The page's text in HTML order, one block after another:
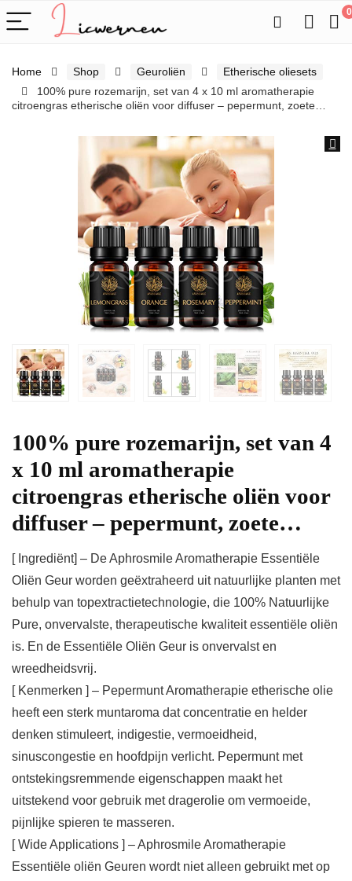
0
Home Shop Geuroliën
Etherische oliesets
100% pure rozemarijn, set van 4 x 10 ml aromatherapie
citroengras etherische oliën voor diffuser – pepermunt, zoete…
100% pure rozemarijn, set van 4
x 10 ml aromatherapie
citroengras etherische oliën voor
diffuser – pepermunt, zoete…
[ Ingrediënt] – De Aphrosmile Aromatherapie Essentiële
Oliën Geur worden geëxtraheerd uit natuurlijke planten met
behulp van topextractietechnologie, die 100% Natuurlijke
Pure, onvervalste, therapeutische kwaliteit essentiële oliën
is. En de Essentiële Oliën Geur is onvervalst en
wreedheidsvrij.
[ Kenmerken ] – Pepermunt Aromatherapie etherische olie
heeft een sterk muntaroma dat concentratie en helder
denken stimuleert, indigestie, vermoeidheid,
sinuscongestie en hoofdpijn verlicht. Pepermunt met
ontstekingsremmende eigenschappen maakt het
uitstekend voor gebruik met dragerolie om vermoeide,
pijnlijke spieren te masseren.
[ Wide Applications ] – Aphrosmile Aromatherapie
Essentiële oliën Geuren wordt niet alleen gebruikt met op